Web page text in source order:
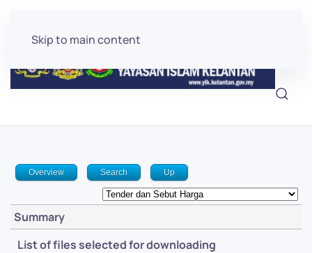
Skip to main content
Overview Search Up
Summary
List of files selected for downloading